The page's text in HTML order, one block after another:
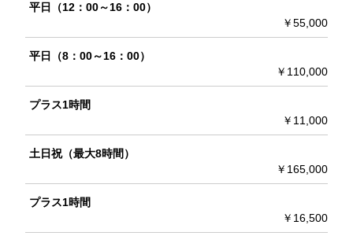
平日（12：00～16：00）
￥55,000
平日（8：00～16：00）
￥110,000
プラス1時間
￥11,000
土日祝（最大8時間）
￥165,000
プラス1時間
￥16,500